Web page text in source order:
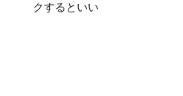
クするといい